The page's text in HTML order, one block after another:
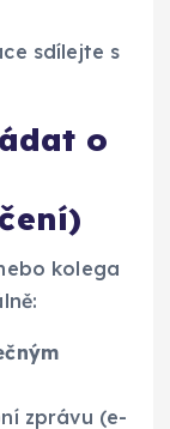
sdílejte s
o
kolega
zprávu (e-